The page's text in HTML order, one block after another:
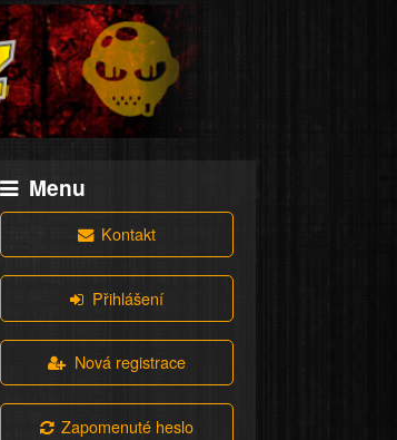
Menu
Kontakt
Přihlášení
Nová registrace
Zapomenuté heslo